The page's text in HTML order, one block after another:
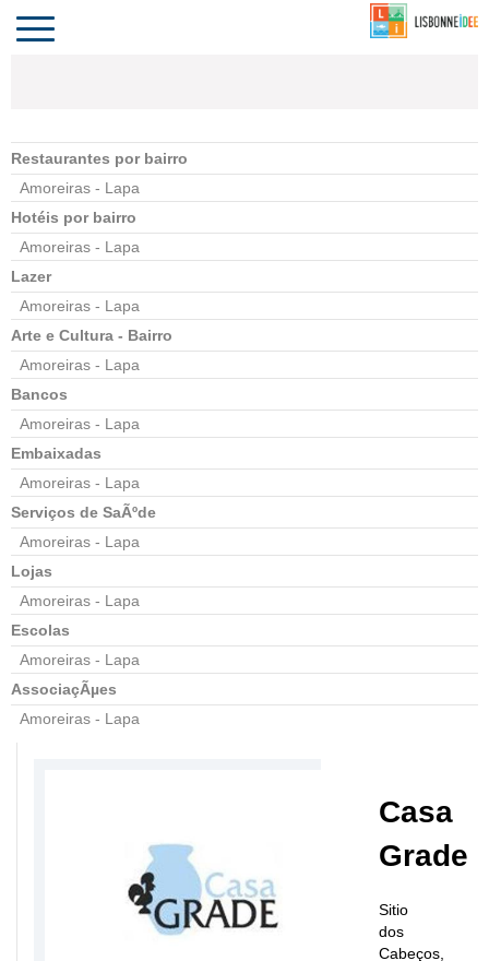
PORTUGAL
Toggle
navigation
Restaurantes por bairro
Amoreiras - Lapa
Hotéis por bairro
Amoreiras - Lapa
Lazer
Amoreiras - Lapa
Arte e Cultura - Bairro
Amoreiras - Lapa
Bancos
Amoreiras - Lapa
Embaixadas
Amoreiras - Lapa
Serviços de SaÃºde
Amoreiras - Lapa
Lojas
Amoreiras - Lapa
Escolas
Amoreiras - Lapa
AssociaçÃµes
Amoreiras - Lapa
Casa
Grade
Sitio
dos
Cabeços,